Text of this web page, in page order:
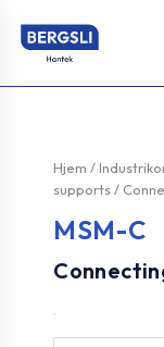
rett
innholdet
Hjem /
supports/
MSM-C